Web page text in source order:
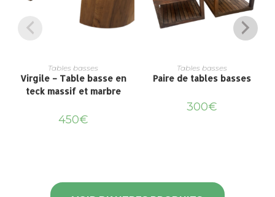
Tables basses
Virgile – Table basse en
teck massif et marbre
450€
Tables basses
Paire de tables basses
300€